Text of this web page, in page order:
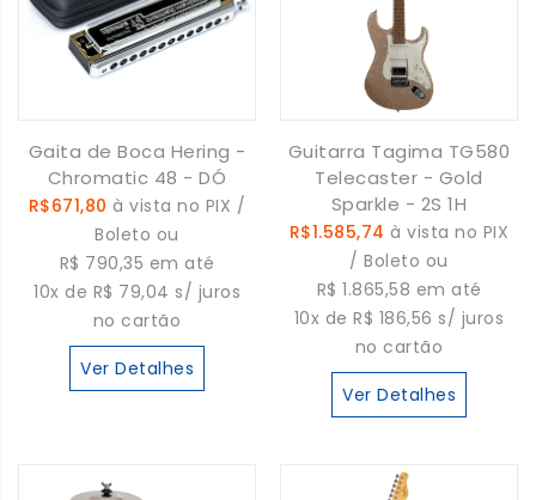
Gaita de Boca Hering -
Chromatic 48 - DÓ
R$671,80 à vista no PIX /
Boleto ou
R$ 790,35 em até
10x de R$ 79,04 s/ juros
no cartão
Ver Detalhes
Guitarra Tagima TG580
Telecaster - Gold
Sparkle - 2S 1H
R$1.585,74 à vista no PIX
/ Boleto ou
R$ 1.865,58 em até
10x de R$ 186,56 s/ juros
no cartão
Ver Detalhes